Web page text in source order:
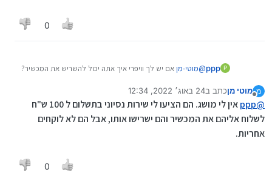
תעודות אבטחה ברוט, אז הם אמרו לי שצריך להשריש אותו..
0
P
ppp
@מוטי-מןאם יש לך וויפרי איך אתה יכול להשריש את המכשיר?
מ מוטי מןכתב ב24 באוג׳ 2022, 12:34
נערך לאחרונה על ידי
@
ppp
אין לי מושג. הם הציעו לי שירות נסיוני בתשלום ל 100 ש"ח
לשלוח אליהם את המכשיר והם ישרישו אותו, אבל הם לא לוקחים
אחריות.
0